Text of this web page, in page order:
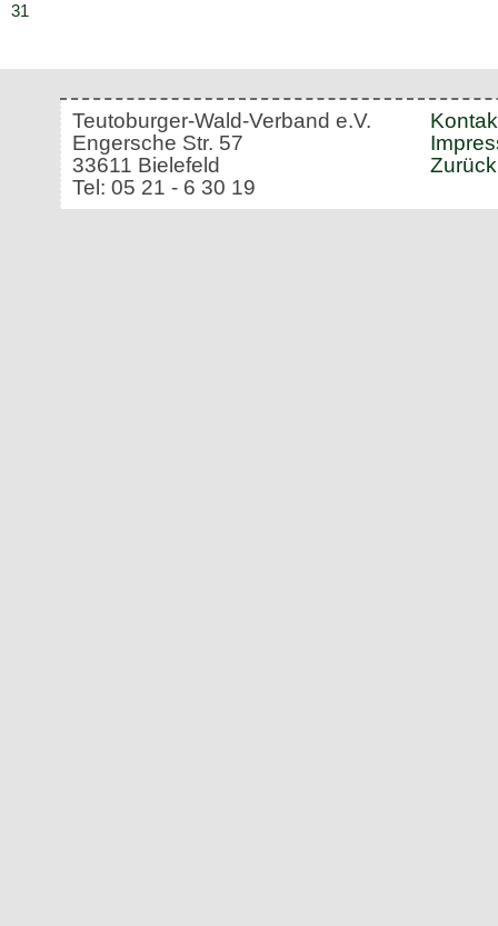
31
Teutoburger-Wald-Verband e.V.
Engersche Str. 57
33611 Bielefeld
Tel: 05 21 - 6 30 19
Zurück